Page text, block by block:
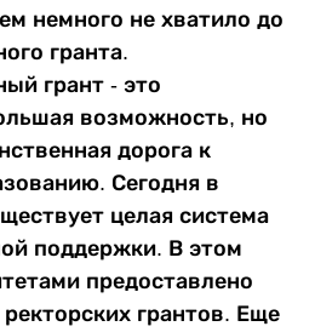
немного не хватило до
гранта.
грант - это
возможность, но
дорога к
Сегодня в
целая система
поддержки. В этом
предоставлено
грантов. Еще